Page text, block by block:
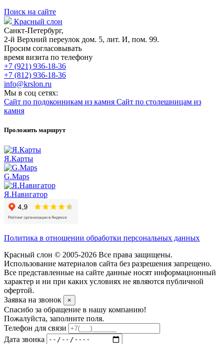
Поиск на сайте
Красный слон
Санкт-Петербург,
2-й Верхний переулок дом. 5, лит. И, пом. 99.
Просим согласовывать
время визита по телефону
+7 (921) 936-18-36
+7 (812) 936-18-36
info@krslon.ru
Мы в соц сетях:
Сайт по подоконникам из камня Сайт по столешницам из
камня
Проложить маршрут
Я.Карты
G.Maps
Я.Навигатор
Политика в отношении обработки персональных данных
Красный слон © 2005-2026 Все права защищены.
Использование материалов сайта без разрешения запрещено.
Все представленные на сайте данные носят информационный
характер и ни при каких условиях не являются публичной
офертой.
Заявка на звонок
×
Спасибо за обращение в нашу компанию!
Пожалуйста, заполните поля.
Телефон для связи
Дата звонка